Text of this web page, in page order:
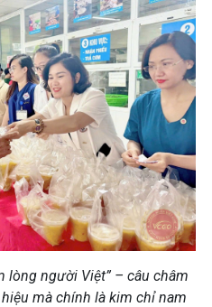
lòng người Việt” – câu châm
mà chính là kim chỉ nam